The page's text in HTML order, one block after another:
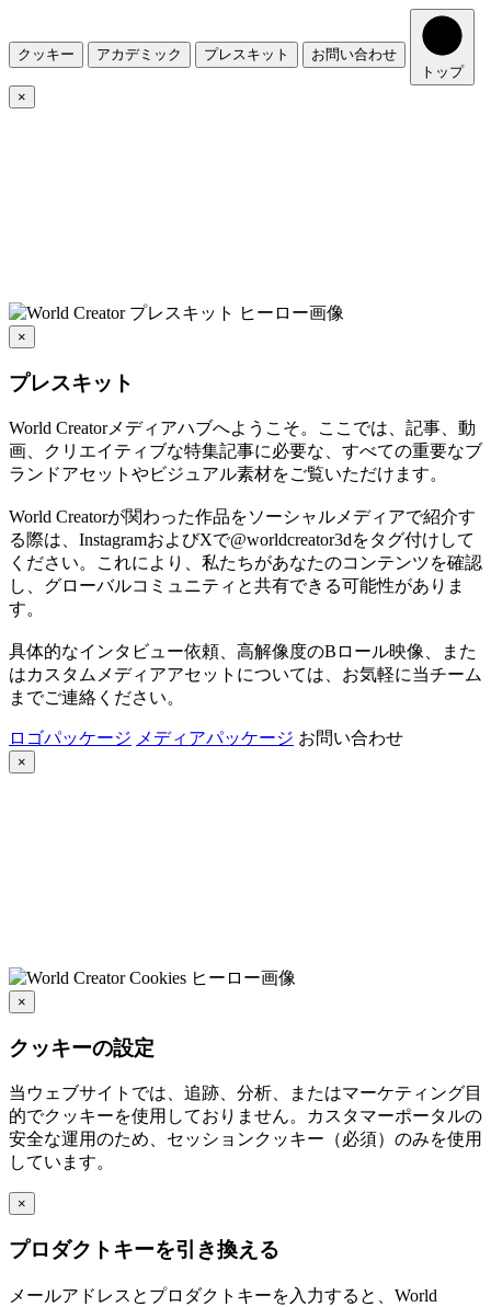
クッキー アカデミック プレスキット
お問い合わせ
トップ
×
×
プレスキット
World Creatorメディアハブへようこそ。ここでは、記事、動
画、クリエイティブな特集記事に必要な、すべての重要なブ
ランドアセットやビジュアル素材をご覧いただけます。
World Creatorが関わった作品をソーシャルメディアで紹介す
る際は、InstagramおよびXで@worldcreator3dをタグ付けして
ください。これにより、私たちがあなたのコンテンツを確認
し、グローバルコミュニティと共有できる可能性がありま
す。
具体的なインタビュー依頼、高解像度のBロール映像、また
はカスタムメディアアセットについては、お気軽に当チーム
までご連絡ください。
ロゴパッケージ メディアパッケージ お問い合わせ
×
×
クッキーの設定
当ウェブサイトでは、追跡、分析、またはマーケティング目
的でクッキーを使用しておりません。カスタマーポータルの
安全な運用のため、セッションクッキー（必須）のみを使用
しています。
×
プロダクトキーを引き換える
メールアドレスとプロダクトキーを入力すると、World